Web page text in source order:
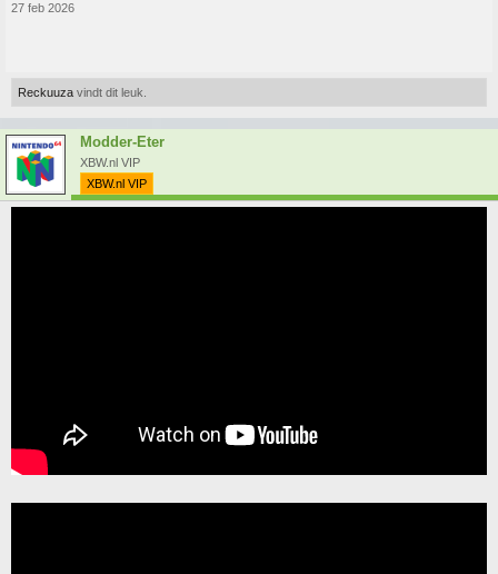
27 feb 2026
Reckuuza vindt dit leuk.
Modder-Eter
XBW.nl VIP
XBW.nl VIP